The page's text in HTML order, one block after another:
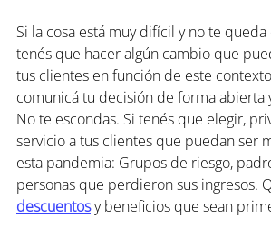
Si la cosa está muy difícil y no te
tenés que hacer algún cambio que
tus clientes en función de este
comunicá tu decisión de forma abierta
No te escondas. Si tenés que elegir,
servicio a tus clientes que puedan ser
esta pandemia: Grupos de riesgo,
personas que perdieron sus ingresos.
descuentos y beneficios que sean